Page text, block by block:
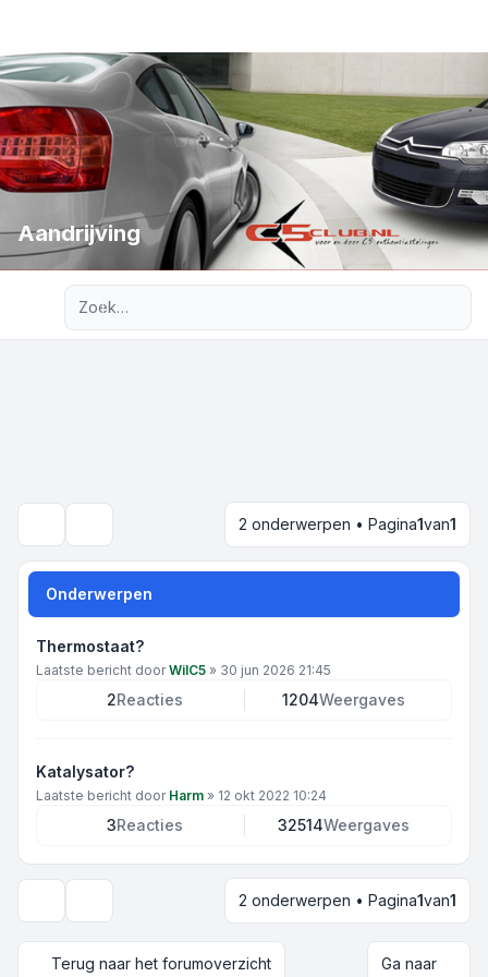
Aandrijving
2 onderwerpen • Pagina1van1
Onderwerpen
Thermostaat?
Laatste bericht doorWilC5 » 30 jun 2026 21:45
2Reacties 1204Weergaves
Katalysator?
Laatste bericht door Harm » 12 okt 2022 10:24
3Reacties 32514Weergaves
Weergave- en sorteeropties2 onderwerpen • Pagina1van1
Terug naar het forumoverzicht Ga naar